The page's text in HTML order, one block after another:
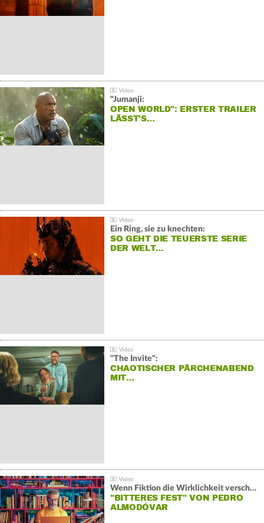
"Jumanji:
OPEN WORLD": ERSTER TRAILER
LÄSST'S…
Ein Ring, sie zu knechten:
SO GEHT DIE TEUERSTE SERIE
DER WELT…
"The Invite":
CHAOTISCHER PÄRCHENABEND
MIT…
Wenn Fiktion die Wirklichkeit verschiebt:
"BITTERES FEST" VON PEDRO
ALMODÓVAR